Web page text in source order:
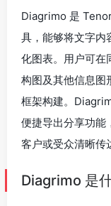
Diagrimo 是
具，能够将文字内
化图表。用户可在
构图及其他信息图
框架构建。
便捷导出分享功能
客户或受众清晰传
Diagrimo 是